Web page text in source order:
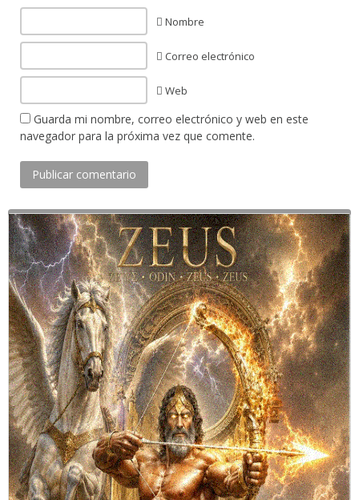
Nombre
Correo electrónico
Web
Guarda mi nombre, correo electrónico y web en este
navegador para la próxima vez que comente.